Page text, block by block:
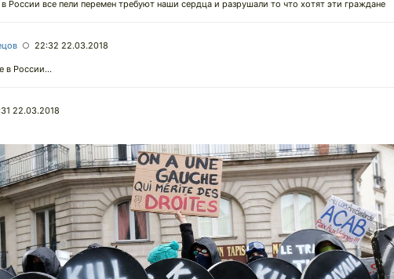
в России все пели перемен требуют наши сердца и разрушали то что хотят эти граждане
○ 22:32 22.03.2018
в России...
22.03.2018